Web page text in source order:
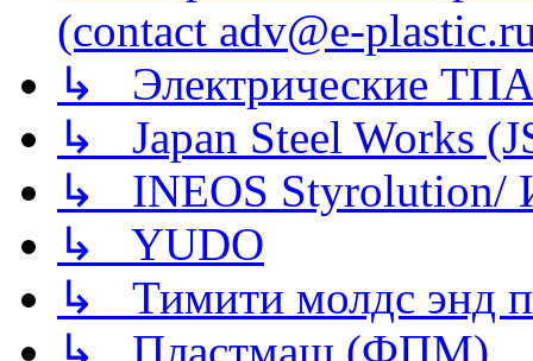
(contact adv@e-
↳ Электрические
↳ Japan Steel Works
↳ INEOS
↳ YUDO
↳ Тимити молдс энд